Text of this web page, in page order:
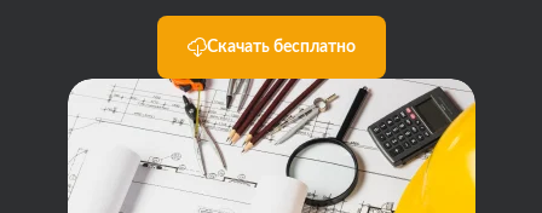
Скачать бесплатно